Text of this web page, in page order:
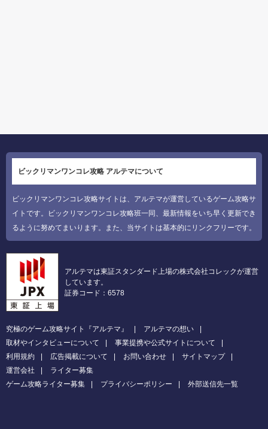
ビックリマンワンコレ攻略 アルテマについて
ビックリマンワンコレ攻略サイトは、アルテマが運営しているゲーム攻略サ
イトです。ビックリマンワンコレ攻略班一同、最新情報をいち早く更新でき
るように努めてまいります。また、当サイトは基本的にリンクフリーです。
アルテマは東証スタンダード上場の株式会社コレックが運営
しています。
証券コード：6578
究極のゲーム攻略サイト『アルテマ』
アルテマの想い
取材やインタビューについて
事業提携や公式サイトについて
利用規約
広告掲載について お問い合わせ
サイトマップ
運営会社
ライター募集
ゲーム攻略ライター募集
プライバシーポリシー 外部送信先一覧